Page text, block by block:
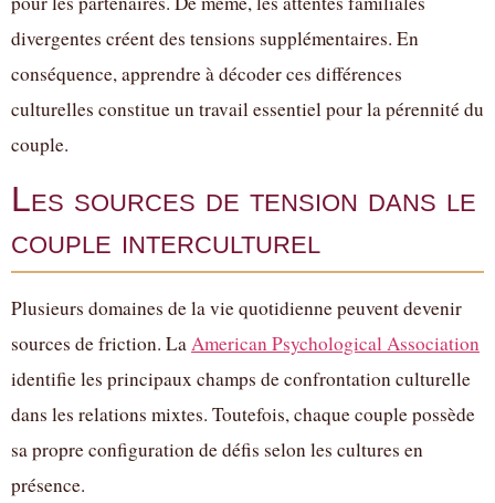
divergentes créent des tensions supplémentaires. En
conséquence, apprendre à décoder ces différences
culturelles constitue un travail essentiel pour la pérennité du
couple.
Les sources de tension dans le
couple interculturel
Plusieurs domaines de la vie quotidienne peuvent devenir
sources de friction. LaAmerican Psychological Association
identifie les principaux champs de confrontation culturelle
dans les relations mixtes. Toutefois, chaque couple possède
sa propre configuration de défis selon les cultures en
présence.